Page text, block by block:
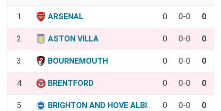
1. ARSENAL 0 0-0 0
2. ASTON VILLA 0 0-0 0
3. BOURNEMOUTH 0 0-0 0
4. BRENTFORD 0 0-0 0
5. BRIGHTON AND HOVE ALBION 0 0-0 0